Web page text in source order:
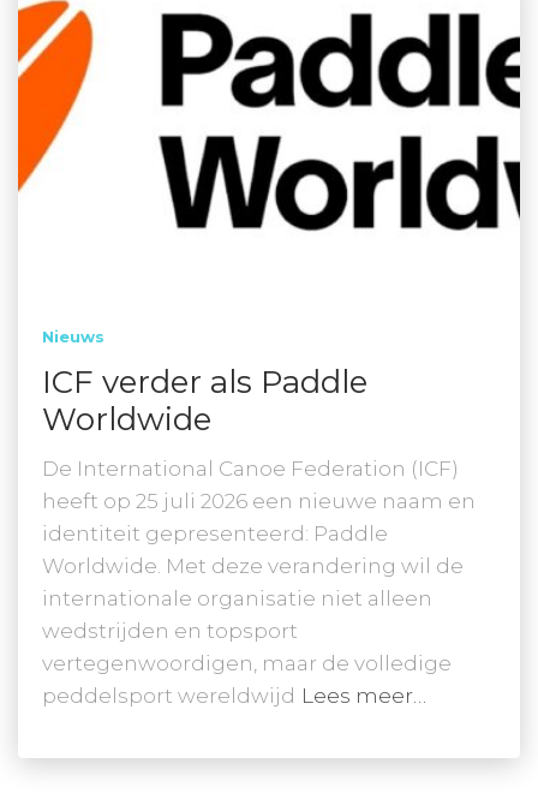
Nieuws
ICF verder als Paddle
Worldwide
De International Canoe Federation (ICF)
heeft op 25 juli 2026 een nieuwe naam en
identiteit gepresenteerd: Paddle
Worldwide. Met deze verandering wil de
internationale organisatie niet alleen
wedstrijden en topsport
vertegenwoordigen, maar de volledige
peddelsport wereldwijd Lees meer…